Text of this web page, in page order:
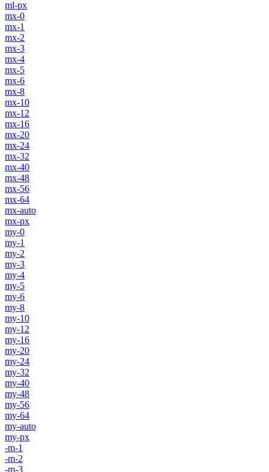
ml-px
mx-0
mx-1
mx-2
mx-3
mx-4
mx-5
mx-6
mx-8
mx-10
mx-12
mx-16
mx-20
mx-24
mx-32
mx-40
mx-48
mx-56
mx-64
mx-auto
mx-px
my-0
my-1
my-2
my-3
my-4
my-5
my-6
my-8
my-10
my-12
my-16
my-20
my-24
my-32
my-40
my-48
my-56
my-64
my-auto
my-px
-m-1
-m-2
-m-3